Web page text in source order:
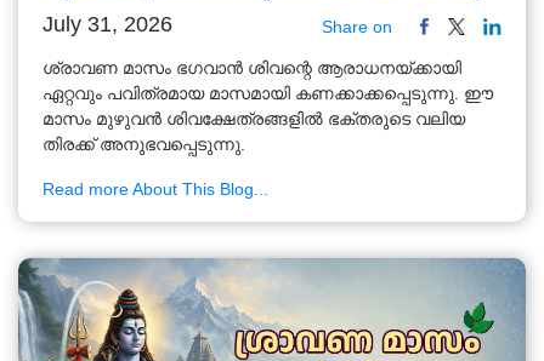
July 31, 2026 Share on
ശ്രാവണ മാസം ഭഗവാൻ ശിവന്റെ ആരാധനയ്ക്കായി
ഏറ്റവും പവിത്രമായ മാസമായി കണക്കാക്കപ്പെടുന്നു. ഈ
മാസം മുഴുവൻ ശിവക്ഷേത്രങ്ങളിൽ ഭക്തരുടെ വലിയ
തിരക്ക് അനുഭവപ്പെടുന്നു.
Read more About This Blog...